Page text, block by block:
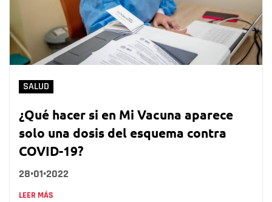
SALUD
¿Qué hacer si en Mi Vacuna aparece
solo una dosis del esquema contra
COVID-19?
28•01•2022
LEER MÁS